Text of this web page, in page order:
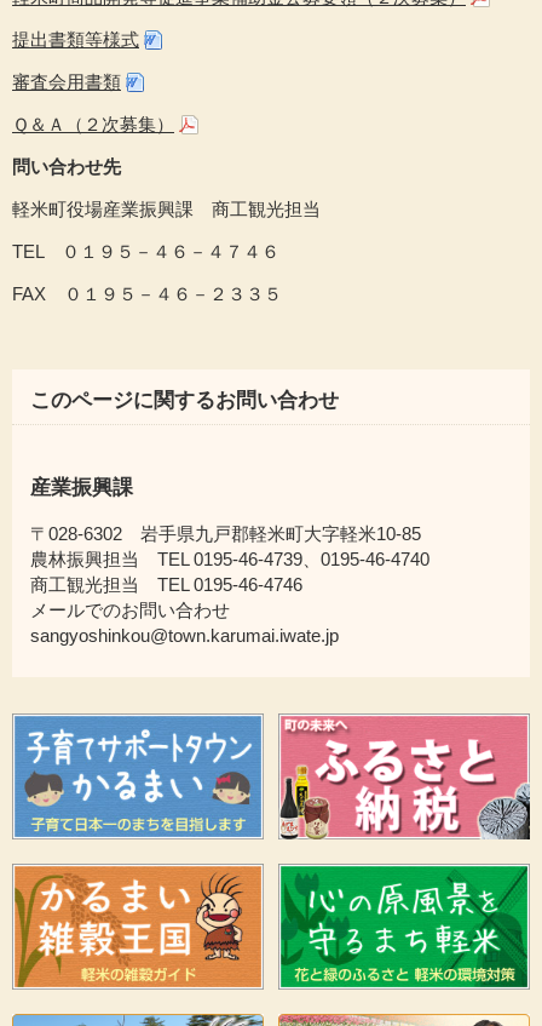
提出書類等様式
審査会用書類
Ｑ＆Ａ（２次募集）
問い合わせ先
軽米町役場産業振興課 商工観光担当
TEL ０１９５－４６－４７４６
FAX ０１９５－４６－２３３５
このページに関するお問い合わせ
産業振興課
〒028-6302 岩手県九戸郡軽米町大字軽米10-85
農林振興担当 TEL 0195-46-4739、0195-46-4740
商工観光担当 TEL 0195-46-4746
メールでのお問い合わせ
sangyoshinkou@town.karumai.iwate.jp